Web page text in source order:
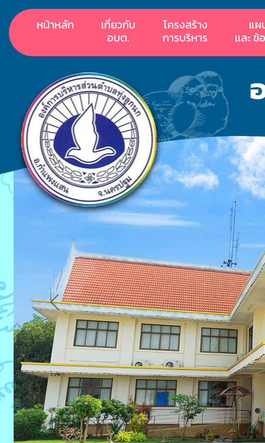
หน้าหลัก
เกี่ยวกับ
อบต.
โครงสร้าง
การบริหาร
แผ
เเละ
Previous